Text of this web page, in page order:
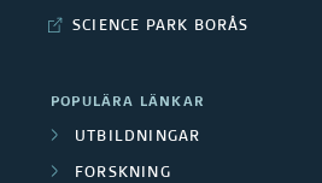
SCIENCE PARK BORÅS
POPULÄRA LÄNKAR
UTBILDNINGAR
FORSKNING